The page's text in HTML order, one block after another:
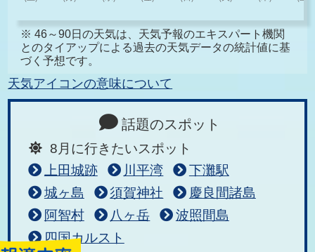
※ 46～90日の天気は、天気予報のエキスパート機関
とのタイアップによる過去の天気データの統計値に基
づく予想です。
天気アイコンの意味について
話題のスポット
8月に行きたいスポット
上田城跡
川平湾
下灘駅
城ヶ島
須賀神社
慶良間諸島
阿智村
八ヶ岳
波照間島
四国カルスト